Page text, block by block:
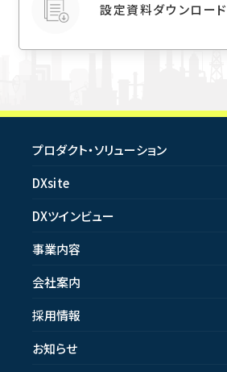
設定資料ダウンロード
プロダクト・ソリューション
DXsite
DXツインビュー
事業内容
会社案内
採用情報
お知らせ